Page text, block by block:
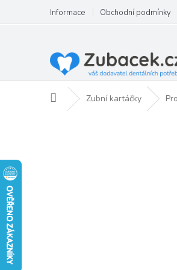
obsah
Informace Obchodní podmínky
Domů Zubní kartáčky